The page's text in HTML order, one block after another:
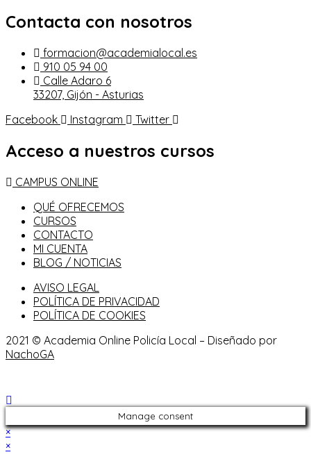
Contacta con nosotros
formacion@academialocal.es
910 05 94 00
Calle Adaro 6
33207, Gijón - Asturias
Facebook
Instagram Twitter
Acceso a nuestros cursos
CAMPUS ONLINE
QUÉ OFRECEMOS
CURSOS
CONTACTO
MI CUENTA
BLOG / NOTICIAS
AVISO LEGAL
POLÍTICA DE PRIVACIDAD
POLÍTICA DE COOKIES
2021 © Academia Online Policía Local – Diseñado por
NachoGA
Manage consent
×
×